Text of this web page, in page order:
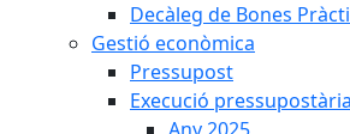
Decàleg de Bones
Gestió econòmica
Pressupost
Execució